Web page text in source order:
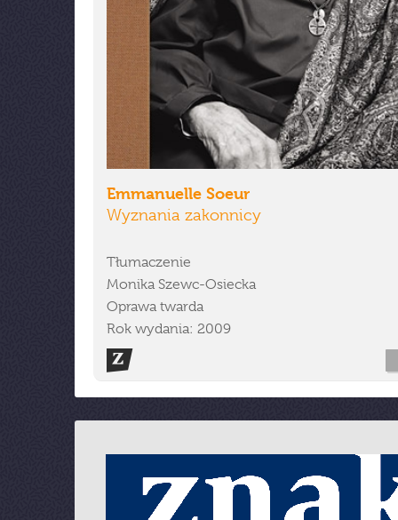
Emmanuelle Soeur
Wyznania zakonnicy
Tłumaczenie
Monika Szewc-Osiecka
Oprawa twarda
Rok wydania: 2009